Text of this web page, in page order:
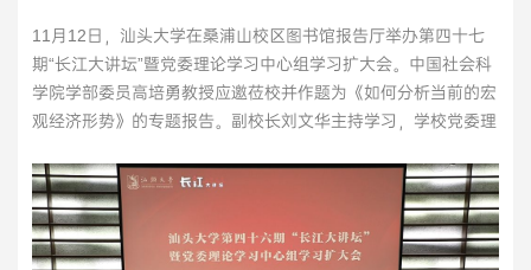
11月12日，汕头大学在桑浦山校区图书馆报告厅举办第四十七
期“长江大讲坛”暨党委理论学习中心组学习扩大会。中国社会科
学院学部委员高培勇教授应邀莅校并作题为《如何分析当前的宏
观经济形势》的专题报告。副校长刘文华主持学习，学校党委理
生代表、人文社科平台负责人等参加学习。高培勇深入分析当前
的宏观经济形势和未来宏观政策的布局，总结如何全面深化改革
健全预期管理机制和宏观经济治理体系。... >>